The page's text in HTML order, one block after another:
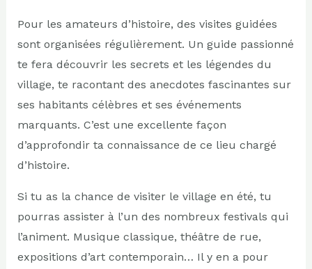
Pour les amateurs d’histoire, des visites guidées
sont organisées régulièrement. Un guide passionné
te fera découvrir les secrets et les légendes du
village, te racontant des anecdotes fascinantes sur
ses habitants célèbres et ses événements
marquants. C’est une excellente façon
d’approfondir ta connaissance de ce lieu chargé
d’histoire.
Si tu as la chance de visiter le village en été, tu
pourras assister à l’un des nombreux festivals qui
l’animent. Musique classique, théâtre de rue,
expositions d’art contemporain… Il y en a pour